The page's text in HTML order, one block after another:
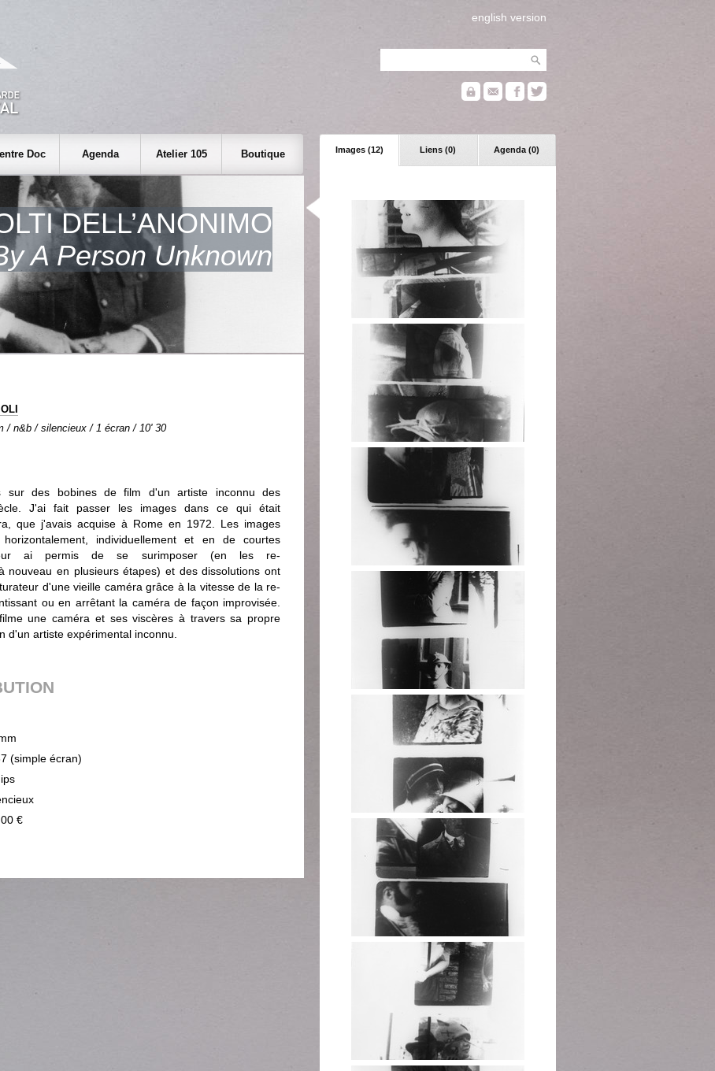
english version
Images (12) Liens (0) Agenda (0)
Doc Agenda Atelier 105 Boutique
DELL’ANONIMO
A Person Unknown
/ n&b / silencieux / 1 écran / 10' 30
sur des bobines de film d'un artiste inconnu des
J'ai fait passer les images dans ce qui était
que j'avais acquise à Rome en 1972. Les images
individuellement et en de courtes
ai permis de se surimposer (en les re-
nouveau en plusieurs étapes) et des dissolutions ont
d'une vieille caméra grâce à la vitesse de la re-
ou en arrêtant la caméra de façon improvisée.
une caméra et ses viscères à travers sa propre
d'un artiste expérimental inconnu.
(simple écran)
€